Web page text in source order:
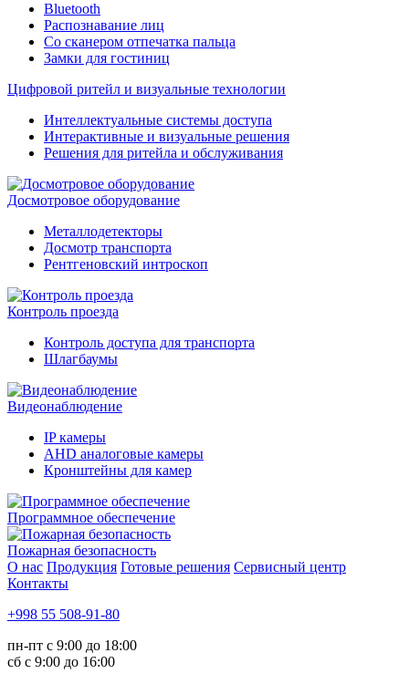
Bluetooth
Распознавание лиц
Со сканером отпечатка пальца
Замки для гостиниц
Цифровой ритейл и визуальные технологии
Интеллектуальные системы доступа
Интерактивные и визуальные решения
Решения для ритейла и обслуживания
Досмотровое оборудование
Металлодетекторы
Досмотр транспорта
Рентгеновский интроскоп
Контроль проезда
Контроль доступа для транспорта
Шлагбаумы
Видеонаблюдение
IP камеры
AHD аналоговые камеры
Кронштейны для камер
Программное обеспечение
Пожарная безопасность
О нас Продукция Готовые решения Сервисный центр
Контакты
+998 55 508-91-80
пн-пт с 9:00 до 18:00
сб с 9:00 до 16:00